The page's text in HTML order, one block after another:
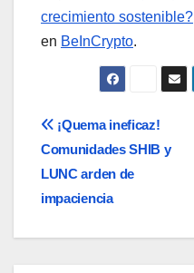
crecimiento sostenible?
en BeInCrypto.
Navegación
de
entradas
¡Quema ineficaz!
Comunidades SHIB y
LUNC arden de
impaciencia